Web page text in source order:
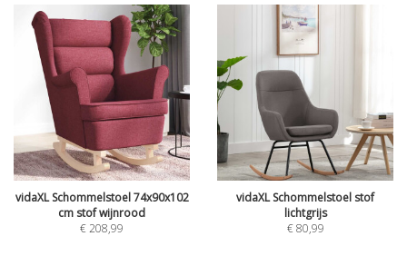
vidaXL Schommelstoel 74x90x102
cm stof wijnrood
€208,99
vidaXL Schommelstoel stof
lichtgrijs
€80,99